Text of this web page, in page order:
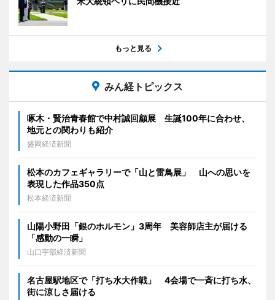
もっと見る
みん経トピックス
啄木・賢治青春館で中村誠回顧展 生誕100年に合わせ、
地元との関わりも紹介
盛岡経済新聞
松本のカフェギャラリーで「山と雷鳥展」 山への思いを
表現した作品350点
松本経済新聞
山陽小野田「銀のホルモン」3周年 美容師店主が届ける
「感動の一瞬」
山口宇部経済新聞
名古屋駅地区で「打ち水大作戦」 4会場で一斉に打ち水、
街に涼しさ届ける